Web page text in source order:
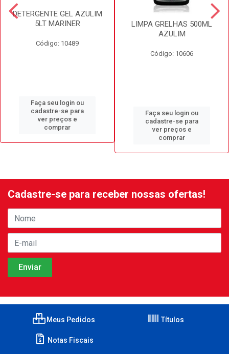
DETERGENTE GEL AZULIM
5LT MARINER
Código: 10489
Faça seu login ou
cadastre-se para
ver preços e
comprar
LIMPA GRELHAS 500ML
AZULIM
Código: 10606
Faça seu login ou
cadastre-se para
ver preços e
comprar
Cadastre-se para receber nossas ofertas!
Meus Pedidos Títulos
Notas Fiscais